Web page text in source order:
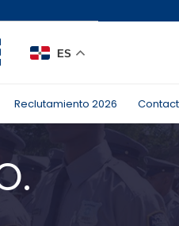
ES
Reclutamiento 2026